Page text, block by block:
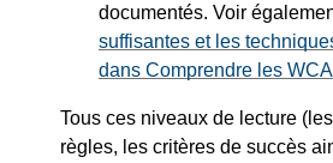
documentés. Voir
suffisantes et les
dans Comprendre les
Tous ces niveaux de lecture
règles, les critères de succès